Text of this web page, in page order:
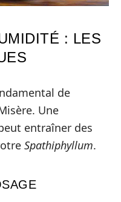
: LES
de
Une
entraîner des
Spathiphyllum.